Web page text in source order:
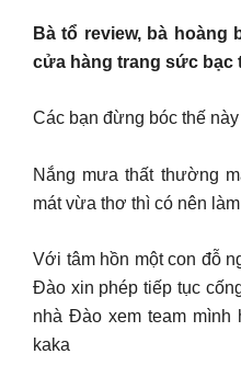
Bà tổ review, bà hoàng
cửa hàng trang sức bạc
Các bạn đừng bóc thế
Nắng mưa thất thường
mát vừa thơ thì có nên
Với tâm hồn một con đỗ
Đào xin phép tiếp tục
nhà Đào xem team mình
kaka